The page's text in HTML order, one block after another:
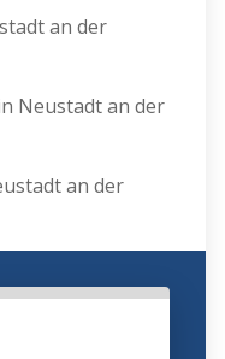
an der
Neustadt an der
an der